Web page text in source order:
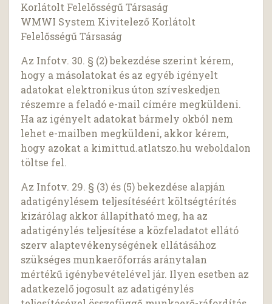
Korlátolt Felelősségű Társaság
WMWI System Kivitelező Korlátolt
Felelősségű Társaság
Az Infotv. 30. § (2) bekezdése szerint kérem,
hogy a másolatokat és az egyéb igényelt
adatokat elektronikus úton szíveskedjen
részemre a feladó e-mail címére megküldeni.
Ha az igényelt adatokat bármely okból nem
lehet e-mailben megküldeni, akkor kérem,
hogy azokat a kimittud.atlatszo.hu weboldalon
töltse fel.
Az Infotv. 29. § (3) és (5) bekezdése alapján
adatigénylésem teljesítéséért költségtérítés
kizárólag akkor állapítható meg, ha az
adatigénylés teljesítése a közfeladatot ellátó
szerv alaptevékenységének ellátásához
szükséges munkaerőforrás aránytalan
mértékű igénybevételével jár. Ilyen esetben az
adatkezelő jogosult az adatigénylés